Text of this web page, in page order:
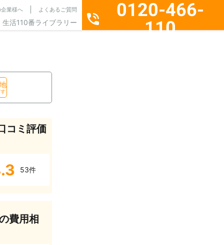
業様へ よくあるご質問
生活110番ライブラリー
0120-466-
110
コミ評価
53件
費用相